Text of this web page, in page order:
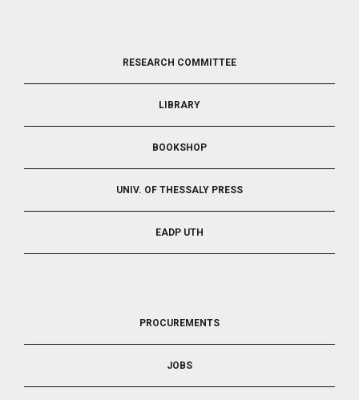
RESEARCH COMMITTEE
LIBRARY
BOOKSHOP
UNIV. OF THESSALY PRESS
EADP UTH
PROCUREMENTS
JOBS